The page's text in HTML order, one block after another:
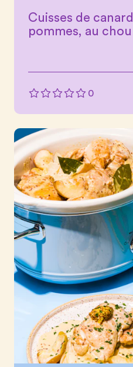
Cuisses de
pommes, au
0